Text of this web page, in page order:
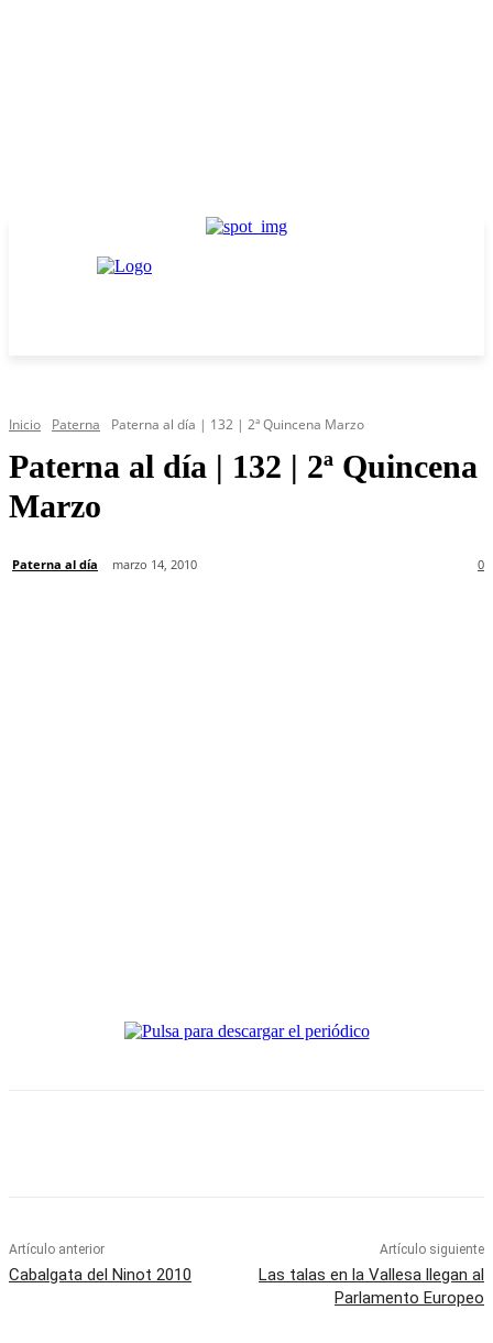
Inicio Paterna Paterna al día | 132 | 2ª Quincena Marzo
Paterna al día | 132 | 2ª Quincena
Marzo
Paterna al día marzo 14, 2010 0
Artículo anterior
Cabalgata del Ninot 2010
Artículo siguiente
Las talas en la Vallesa llegan al
Parlamento Europeo